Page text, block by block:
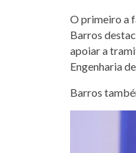
O primeiro a
Barros
apoiar a
Engenharia
Barros